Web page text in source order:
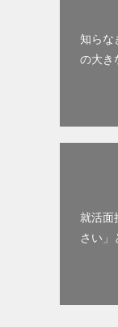
知らな
の大き
就活面
さい」